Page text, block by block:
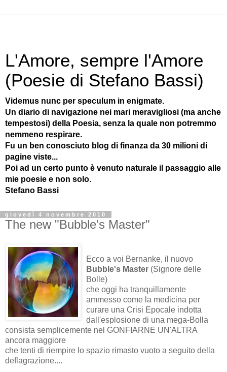
L'Amore, sempre l'Amore
(Poesie di Stefano Bassi)
Videmus nunc per speculum in enigmate.
Un diario di navigazione nei mari meravigliosi (ma anche
tempestosi) della Poesia, senza la quale non potremmo
nemmeno respirare.
Fu un ben conosciuto blog di finanza da 30 milioni di
pagine viste...
Poi ad un certo punto è venuto naturale il passaggio alle
mie poesie e non solo.
Stefano Bassi
giovedì 4 novembre 2010
The new "Bubble's Master"
Ecco a voi Bernanke, il nuovo
Bubble's Master (Signore delle
Bolle)
che oggi ha tranquillamente
ammesso come la medicina per
curare una Crisi Epocale indotta
dall'esplosione di una mega-Bolla
consista semplicemente nel GONFIARNE UN'ALTRA
ancora maggiore
che tenti di riempire lo spazio rimasto vuoto a seguito della
deflagrazione....